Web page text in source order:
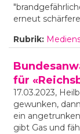
erneut
Rubrik:
für
17.03.2023,
gewunken,
ein
gibt Gas und